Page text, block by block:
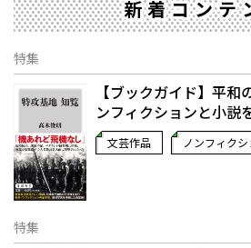
新着コンテ
特集
【ブックガイド】平和
ンフィクションと小説
文芸作品 ノンフィク
特集